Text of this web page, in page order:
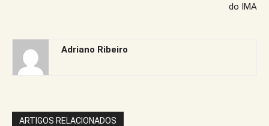
do IMA
Adriano Ribeiro
ARTIGOS RELACIONADOS